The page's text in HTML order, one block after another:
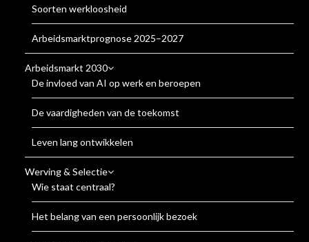
Soorten werkloosheid
Arbeidsmarktprognose 2025–2027
Arbeidsmarkt 2030
De invloed van AI op werk en beroepen
De vaardigheden van de toekomst
Leven lang ontwikkelen
Werving & Selectie
Wie staat centraal?
Het belang van een persoonlijk bezoek